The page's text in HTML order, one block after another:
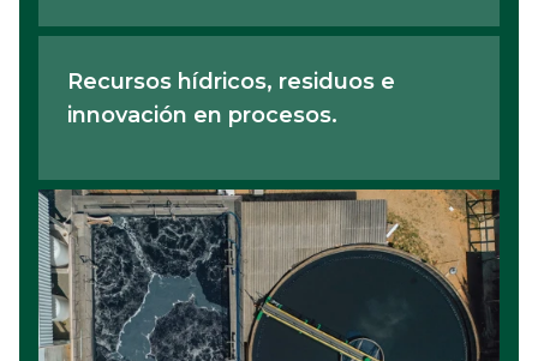
Recursos hídricos, residuos e
innovación en procesos.